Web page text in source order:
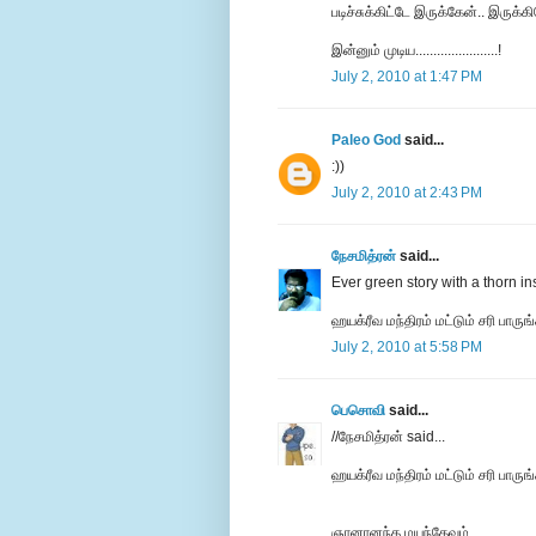
படிச்சுக்கிட்டே இருக்கேன்..
இன்னும் முடிய.......................!
July 2, 2010 at 1:47 PM
Paleo God said...
:))
July 2, 2010 at 2:43 PM
நேசமித்ரன் said...
Ever green story with a thorn
ஹயக்ரீவ மந்திரம் மட்டும் சரி
July 2, 2010 at 5:58 PM
பெசொவி said...
//நேசமித்ரன் said...
ஹயக்ரீவ மந்திரம் மட்டும் சரி
ஞானானந்த மயந்தேவம்...